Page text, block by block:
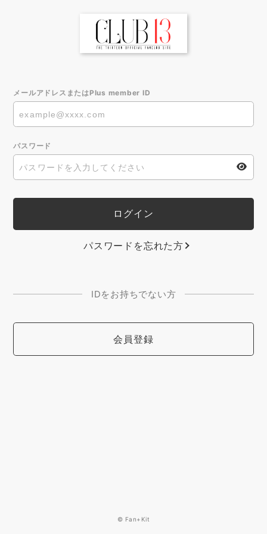
メールアドレスまたはPlus member ID
パスワード
パスワードを忘れた方
IDをお持ちでない方
会員登録
© Fan+Kit